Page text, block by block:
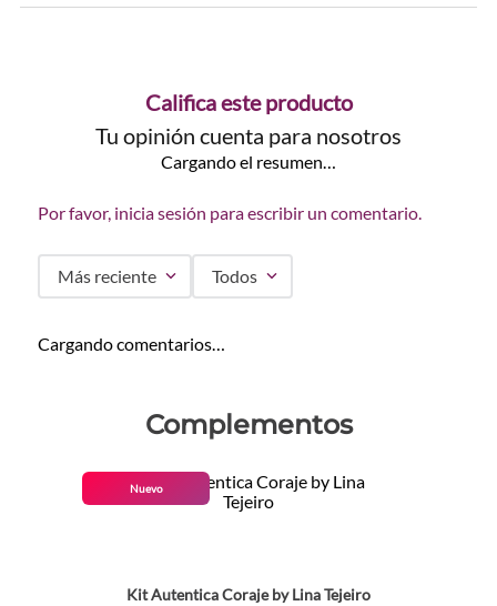
Califica este producto
Tu opinión cuenta para nosotros
Cargando el resumen…
Por favor, inicia sesión para escribir un comentario.
Más reciente Todos
Cargando comentarios…
Complementos
Nuevo
Kit Autentica Coraje by Lina Tejeiro